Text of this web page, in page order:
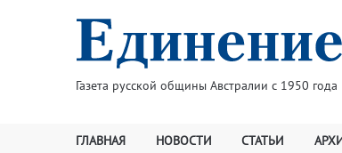
Газета русской общины Австралии с 1950 года
ГЛАВНАЯ НОВОСТИ СТАТЬИ